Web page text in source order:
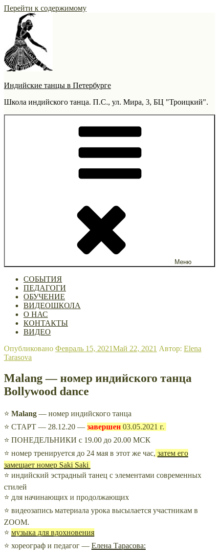
Перейти к содержимому
Индийские танцы в Петербурге
Школа индийского танца. П.С., ул. Мира, 3, БЦ "Троицкий".
Меню
СОБЫТИЯ
ПЕДАГОГИ
ОБУЧЕНИЕ
ВИДЕОШКОЛА
О НАС
КОНТАКТЫ
ВИДЕО
Опубликовано Февраль 15, 2021Май 22, 2021 Автор: Elena
Tarasova
Malang — номер индийского танца
Bollywood dance
⭐ Malang — номер индийского танца
⭐ СТАРТ — 28.12.20 — завершен 03.05.2021 г.
⭐ ПОНЕДЕЛЬНИКИ с 19.00 до 20.00 МСК
⭐ номер тренируется до 24 мая в этот же час, затем его
замещает номер Saki Saki
⭐ индийский эстрадный танец с элементами современных
стилей
⭐ для начинающих и продолжающих
⭐ видеозапись материала урока высылается участникам в
ZOOM.
⭐ музыка для вдохновения
⭐ хореограф и педагог — Елена Тарасова: